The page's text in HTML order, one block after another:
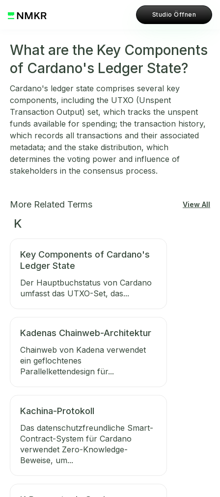
Studio Öffnen
What are the Key Components
of Cardano's Ledger State?
Cardano's ledger state comprises several key
components, including the UTXO (Unspent
Transaction Output) set, which tracks the unspent
funds available for spending; the transaction history,
which records all transactions and their associated
metadata; and the stake distribution, which
determines the voting power and influence of
stakeholders in the consensus process.
More Related Terms View All
K
Key Components of Cardano's
Ledger State
Der Hauptbuchstatus von Cardano
umfasst das UTXO-Set, das...
Kadenas Chainweb-Architektur
Chainweb von Kadena verwendet
ein geflochtenes
Parallelkettendesign für...
Kachina-Protokoll
Das datenschutzfreundliche Smart-
Contract-System für Cardano
verwendet Zero-Knowledge-
Beweise, um...